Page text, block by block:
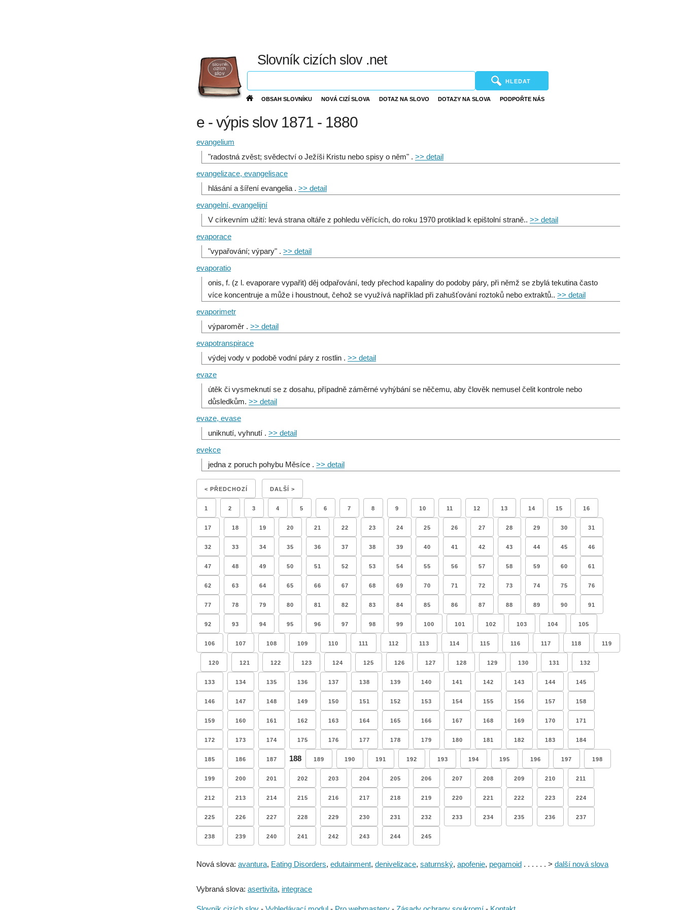
Slovník cizích slov .net
HLEDAT
OBSAH SLOVNÍKU NOVÁ CIZÍ SLOVA DOTAZ NA SLOVO DOTAZY NA SLOVA PODPOŘTE NÁS
e - výpis slov 1871 - 1880
evangelium
"radostná zvěst; svědectví o Ježíši Kristu nebo spisy o něm" . >> detail
evangelizace, evangelisace
hlásání a šíření evangelia . >> detail
evangelní, evangelijní
V církevním užití: levá strana oltáře z pohledu věřících, do roku 1970 protiklad k epištolní straně.. >> detail
evaporace
"vypařování; výpary" . >> detail
evaporatio
onis, f. (z l. evaporare vypařit) děj odpařování, tedy přechod kapaliny do podoby páry, při němž se zbylá tekutina často
více koncentruje a může i houstnout, čehož se využívá například při zahušťování roztoků nebo extraktů.. >> detail
evaporimetr
výparoměr . >> detail
evapotranspirace
výdej vody v podobě vodní páry z rostlin . >> detail
evaze
útěk či vysmeknutí se z dosahu, případně záměrné vyhýbání se něčemu, aby člověk nemusel čelit kontrole nebo
důsledkům. >> detail
evaze, evase
uniknutí, vyhnutí . >> detail
evekce
jedna z poruch pohybu Měsíce . >> detail
< PŘEDCHOZÍ DALŠÍ >
1 2 3 4 5 6 7 8 9 10 11 12 13 14 15 16
17 18 19 20 21 22 23 24 25 26 27 28 29 30 31
32 33 34 35 36 37 38 39 40 41 42 43 44 45 46
47 48 49 50 51 52 53 54 55 56 57 58 59 60 61
62 63 64 65 66 67 68 69 70 71 72 73 74 75 76
77 78 79 80 81 82 83 84 85 86 87 88 89 90 91
92 93 94 95 96 97 98 99 100 101 102 103 104 105
106 107 108 109 110 111 112 113 114 115 116 117 118 119
120 121 122 123 124 125 126 127 128 129 130 131 132
133 134 135 136 137 138 139 140 141 142 143 144 145
146 147 148 149 150 151 152 153 154 155 156 157 158
159 160 161 162 163 164 165 166 167 168 169 170 171
172 173 174 175 176 177 178 179 180 181 182 183 184
185 186 187 188 189 190 191 192 193 194 195 196 197 198
199 200 201 202 203 204 205 206 207 208 209 210 211
212 213 214 215 216 217 218 219 220 221 222 223 224
225 226 227 228 229 230 231 232 233 234 235 236 237
238 239 240 241 242 243 244 245
Nová slova: avantura, Eating Disorders, edutainment, denivelizace, saturnský, apofenie, pegamoid . . . . . . > další nová slova
Vybraná slova: asertivita, integrace